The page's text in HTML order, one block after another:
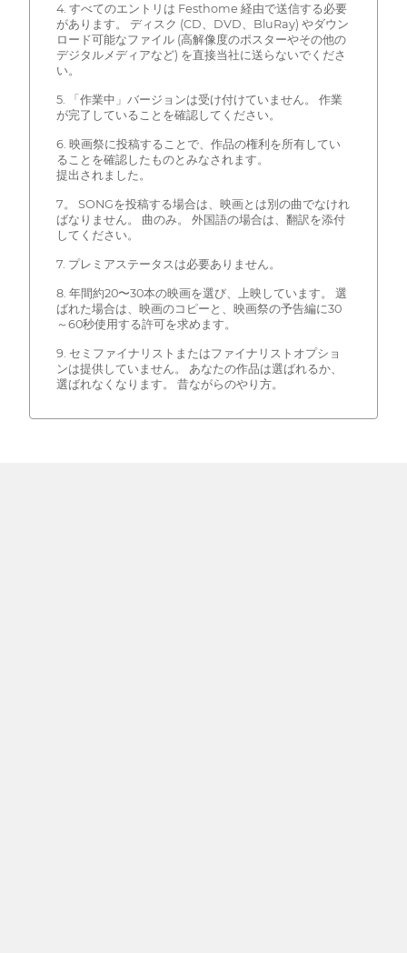
4. すべてのエントリは Festhome 経由で送信する必要
があります。 ディスク (CD、DVD、BluRay) やダウン
ロード可能なファイル (高解像度のポスターやその他の
デジタルメディアなど) を直接当社に送らないでくださ
い。
5. 「作業中」バージョンは受け付けていません。 作業
が完了していることを確認してください。
6. 映画祭に投稿することで、作品の権利を所有してい
ることを確認したものとみなされます。
提出されました。
7。 SONGを投稿する場合は、映画とは別の曲でなけれ
ばなりません。 曲のみ。 外国語の場合は、翻訳を添付
してください。
7. プレミアステータスは必要ありません。
8. 年間約20〜30本の映画を選び、上映しています。 選
ばれた場合は、映画のコピーと、映画祭の予告編に30
～60秒使用する許可を求めます。
9. セミファイナリストまたはファイナリストオプショ
ンは提供していません。 あなたの作品は選ばれるか、
選ばれなくなります。 昔ながらのやり方。